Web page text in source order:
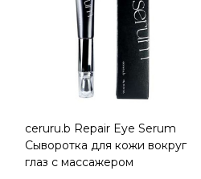
ceruru.b Repair Eye Serum
Сыворотка для кожи вокруг
глаз с массажером